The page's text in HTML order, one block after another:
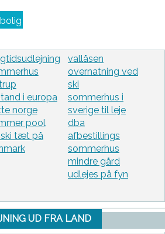
i europa
norge
pool
tæt på
vallåsen
overnatning ved
ski
sommerhus i
sverige til leje
dba
afbestillings
sommerhus
mindre gård
udlejes på fyn
UD FRA LAND